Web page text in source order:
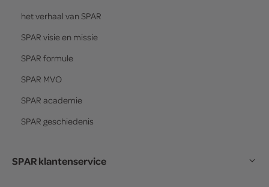
het verhaal van SPAR
SPAR visie en missie
SPAR formule
SPAR MVO
SPAR academie
SPAR geschiedenis
SPAR klantenservice